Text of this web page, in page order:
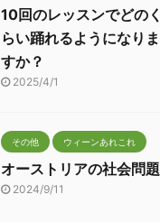
10回のレッスンでどのく
らい踊れるようになりま
すか？
2025/4/1
その他 ウィーンあれこれ
オーストリアの社会問題
2024/9/11